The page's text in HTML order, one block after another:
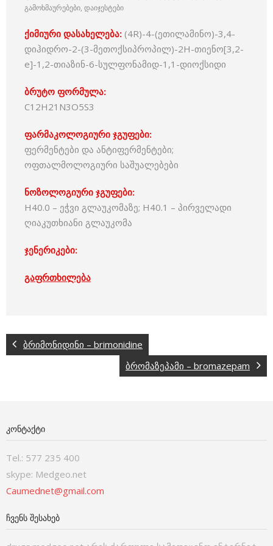
გამოხმაურებები, დაიჯესტები
ქიმიური დასახელება: (4R)-4-(ეთილამინო)-3,4-
დიჰიდრო-2-(3-მეთოქსიპროპილ)-2H-თიენო[3,2-
e]-1,2-თიაზინ-6-სულფონამიდ-1,1-დიოქსიდი
ბრუტო ფორმულა:
C12H21N3O5S3
ფარმაკოლოგიური ჯგუფები:
ფერმენტები და ანტიფერმენტები;
ოფთალმოლოგიური საშუალებები
ნოზოლოგიური ჯგუფები:
H40.0 – ეჭვი გლაუკომაზე; H40.1 – პირველადი
ღიაკუთხიანი გლაუკომა
ჯენერიკები:
გაფრთხილება
ბრიმონიდინი – brimonidine
ბრომაზეპამი – bromazepam
ᲙᲝᲜᲢᲐᲥᲢᲘ
Tel.: 577 235 400
skype: Medgeo.net
Caumednet@gmail.com
ᲩᲕᲔᲜᲡ ᲨᲔᲡᲐᲮᲔᲑ